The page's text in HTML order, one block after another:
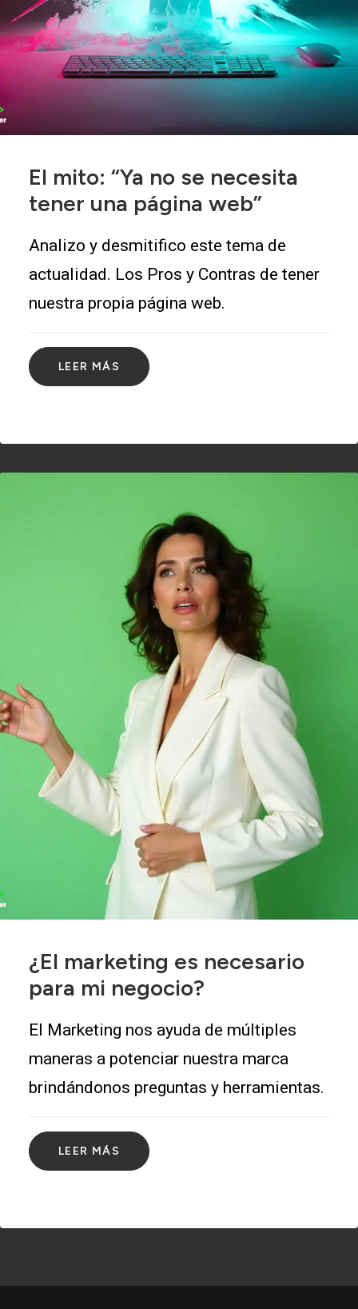
El mito: “Ya no se necesita
tener una página web”
Analizo y desmitifico este tema de
actualidad. Los Pros y Contras de tener
nuestra propia página web.
LEER MÁS
¿El marketing es necesario
para mi negocio?
El Marketing nos ayuda de múltiples
maneras a potenciar nuestra marca
brindándonos preguntas y herramientas.
LEER MÁS